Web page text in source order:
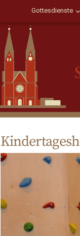
Gottesdienste